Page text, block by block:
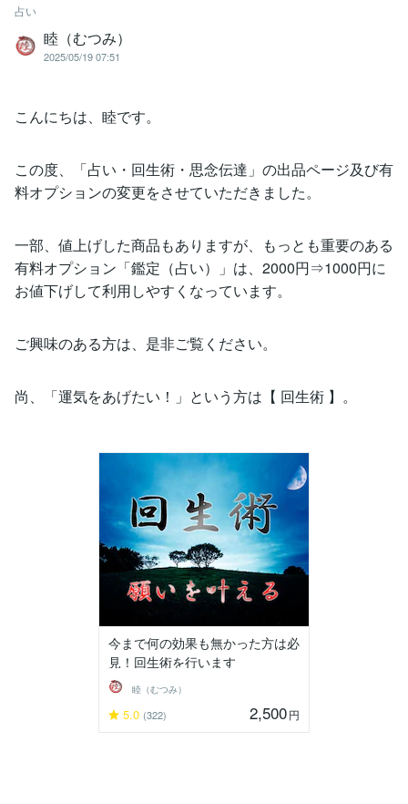
占い
睦（むつみ）
2025/05/19 07:51
こんにちは、睦です。
この度、「占い・回生術・思念伝達」の出品ページ及び有
料オプションの変更をさせていただきました。
一部、値上げした商品もありますが、もっとも重要のある
有料オプション「鑑定（占い）」は、2000円⇒1000円に
お値下げして利用しやすくなっています。
ご興味のある方は、是非ご覧ください。
尚、「運気をあげたい！」という方は【 回生術 】。
今まで何の効果も無かった方は必
見！回生術を行います
睦（むつみ）
5.0 (322) 2,500円